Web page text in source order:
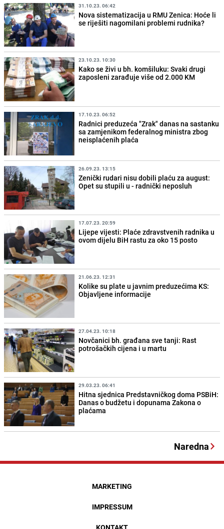
31.10.23. 06:42
Nova sistematizacija u RMU Zenica: Hoće li
se riješiti nagomilani problemi rudnika?
23.10.23. 10:30
Kako se živi u bh. komšiluku: Svaki drugi
zaposleni zarađuje više od 2.000 KM
17.10.23. 06:52
Radnici preduzeća "Zrak" danas na sastanku
sa zamjenikom federalnog ministra zbog
neisplaćenih plaća
26.09.23. 13:15
Zenički rudari nisu dobili plaću za august:
Opet su stupili u - radnički neposluh
17.07.23. 20:59
Lijepe vijesti: Plaće zdravstvenih radnika u
ovom dijelu BiH rastu za oko 15 posto
21.06.23. 12:31
Kolike su plate u javnim preduzećima KS:
Objavljene informacije
27.04.23. 10:18
Novčanici bh. građana sve tanji: Rast
potrošačkih cijena i u martu
29.03.23. 06:41
Hitna sjednica Predstavničkog doma PSBiH:
Danas o budžetu i dopunama Zakona o
plaćama
Naredna
MARKETING
IMPRESSUM